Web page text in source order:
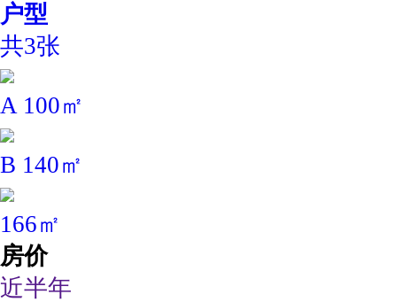
户型
共3张
A 100㎡
B 140㎡
166㎡
房价
近半年